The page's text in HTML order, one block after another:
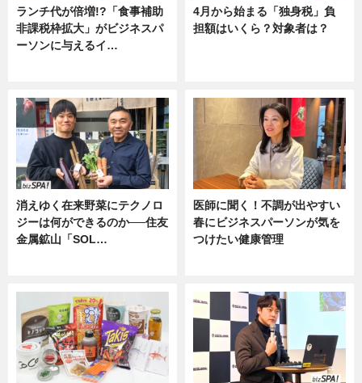
ランチ代が倍増!?「食事補助
非課税枠拡大」がビジネスパ
ーソンに与えるイ…
4月から始まる「独身税」負
担額はいくら？対象者は？
消えゆく在来野菜にテクノロ
ジーは何ができるのか──住友
金属鉱山「SOL…
医師に聞く！不調が出やすい
春にビジネスパーソンが気を
つけたい健康管理